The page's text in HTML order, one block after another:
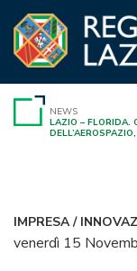
contenuto
NEWS
LAZIO – FLORIDA.
IMPRESA/
venerdì 15